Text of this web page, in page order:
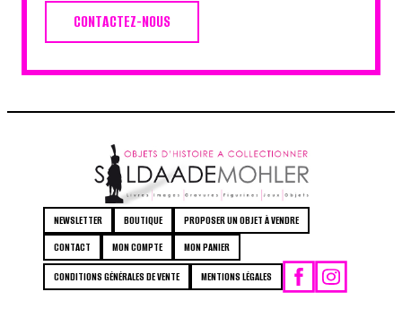
CONTACTEZ-NOUS
NEWSLETTER BOUTIQUE
PROPOSER UN OBJET À VENDRE
CONTACT
MON COMPTE MON PANIER
CONDITIONS GÉNÉRALES DE VENTE MENTIONS LÉGALES